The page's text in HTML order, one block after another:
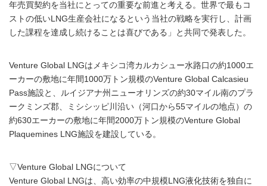
年売買契約を当社にとっての重要な前進と考える。世界で最もコ
ストの低いLNG生産会社になるという当社の戦略を実行し、計画
した課程を達成し続けることは喜びである」と共同で発表した。
Venture Global LNGはメキシコ湾カルカシュー水路口の約1000エ
ーカーの敷地に年間1000万トン規模のVenture Global Calcasieu
Pass施設と、ルイジアナ州ニューオリンズの約30マイル南のプラ
ークミンズ郡、ミシシッピ川沿い（河口から55マイルの地点）の
約630エーカーの敷地に年間2000万トン規模のVenture Global
Plaquemines LNG施設を建設している。
▽Venture Global LNGについて
Venture Global LNGは、高い効率の中規模LNG液化技術を独自に